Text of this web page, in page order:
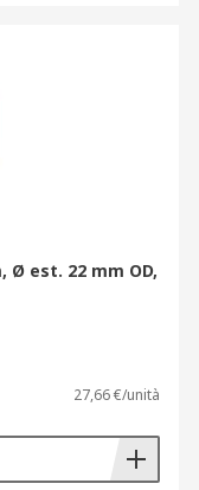
Ø est. 22 mm OD,
27,66 €/unità